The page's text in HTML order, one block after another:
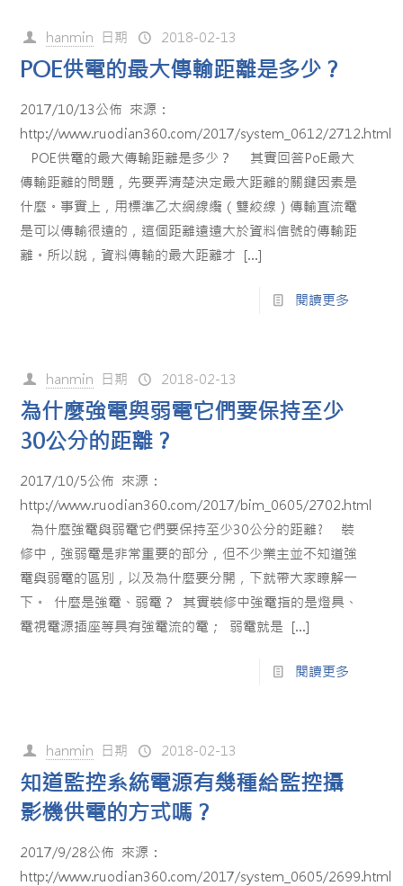
hanmin 日期 2018-02-13
POE供電的最大傳輸距離是多少？
2017/10/13公佈 來源：
http://www.ruodian360.com/2017/system_0612/2712.html
POE供電的最大傳輸距離是多少？ 其實回答PoE最大
傳輸距離的問題，先要弄清楚決定最大距離的關鍵因素是
什麼。事實上，用標準乙太網線纜（雙絞線）傳輸直流電
是可以傳輸很遠的，這個距離遠遠大於資料信號的傳輸距
離。所以說，資料傳輸的最大距離才 […]
閱讀更多
hanmin 日期 2018-02-13
為什麼強電與弱電它們要保持至少
30公分的距離？
2017/10/5公佈 來源：
http://www.ruodian360.com/2017/bim_0605/2702.html
為什麼強電與弱電它們要保持至少30公分的距離? 裝
修中，強弱電是非常重要的部分，但不少業主並不知道強
電與弱電的區別，以及為什麼要分開，下就帶大家瞭解一
下。 什麼是強電、弱電？ 其實裝修中強電指的是燈具、
電視電源插座等具有強電流的電； 弱電就是 […]
閱讀更多
hanmin 日期 2018-02-13
知道監控系統電源有幾種給監控攝
影機供電的方式嗎？
2017/9/28公佈 來源：
http://www.ruodian360.com/2017/system_0605/2699.html